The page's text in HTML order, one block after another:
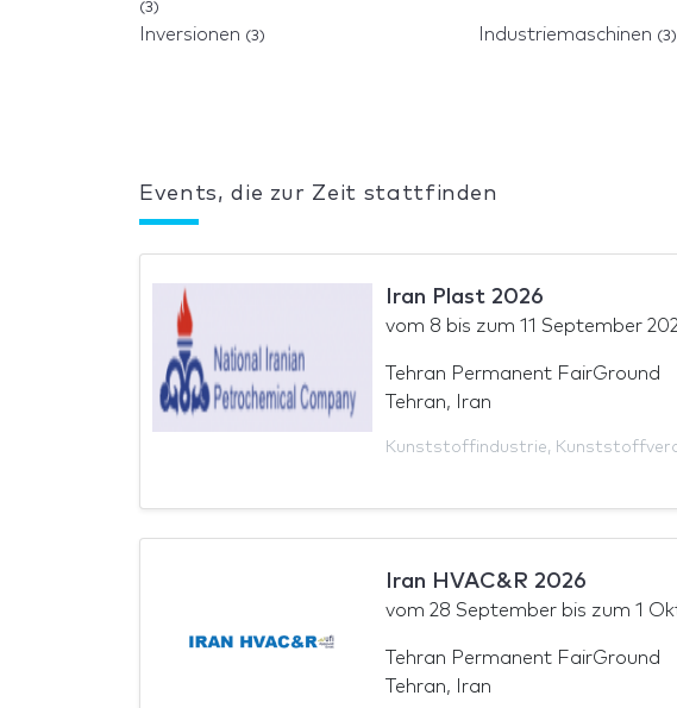
(3)
Inversionen (3) Industriemaschinen (3)
Events, die zur Zeit stattfinden
Iran Plast 2026
vom 8 bis zum 11 September
Tehran Permanent FairGround
Tehran, Iran
Kunststoffindustrie,
Iran HVAC&R 2026
vom 28 Septemberbis zum 1
Tehran Permanent FairGround
Tehran, Iran